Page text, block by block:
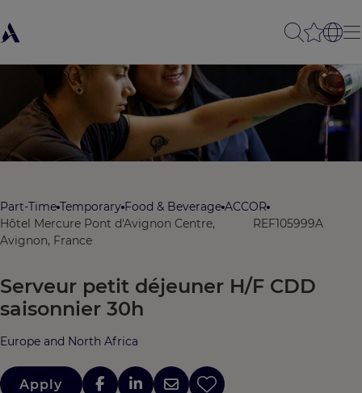
Part-Time Temporary Food & Beverage ACCOR
Hôtel Mercure Pont d'Avignon Centre,
Avignon, France
REF105999A
Serveur petit déjeuner H/F CDD
saisonnier 30h
Europe and North Africa
Apply